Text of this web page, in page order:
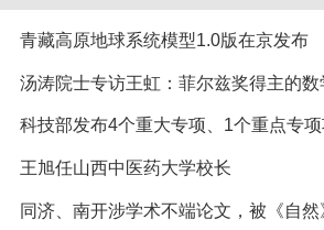
青藏高原地球系统模型1.0版在京发布
汤涛院士专访王虹：菲尔兹奖得主的数
科技部发布4个重大专项、1个重点专
王旭任山西中医药大学校长
同济、南开涉学术不端论文，被《自